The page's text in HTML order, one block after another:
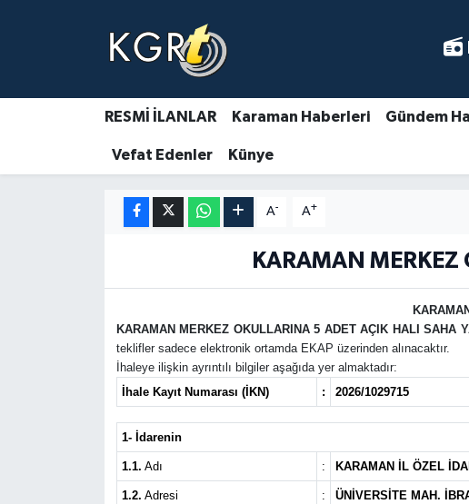
RESMİ İLANLAR Karaman Haberleri Gündem
Vefat Edenler Künye
A- A+
KARAMAN MERKEZ
KARAMAN MERKEZ OKULLARINA 5 ADET AÇIK HALI SAHA
teklifler sadece elektronik ortamda EKAP üzerinden alınacaktır.
İhaleye ilişkin ayrıntılı bilgiler aşağıda yer almaktadır:
İhale Kayıt Numarası (İKN)
: 2026/1029715
1- İdarenin
1.1. Adı : KARAMAN İL ÖZEL
1.2. Adresi : ÜNİVERSİTE MAH.
Karaman Haberleri
Gündem Haberleri
Güncel Haberler
Spor Haberleri
Vefat Edenler